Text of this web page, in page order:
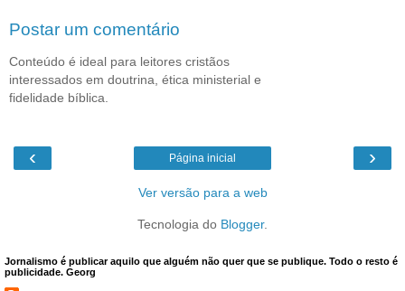
Postar um comentário
Conteúdo é ideal para leitores cristãos
interessados em doutrina, ética ministerial e
fidelidade bíblica.
‹ ›
Página inicial
Ver versão para a web
Tecnologia do Blogger.
Jornalismo é publicar aquilo que alguém não quer que se publique. Todo o resto é
publicidade. Georg